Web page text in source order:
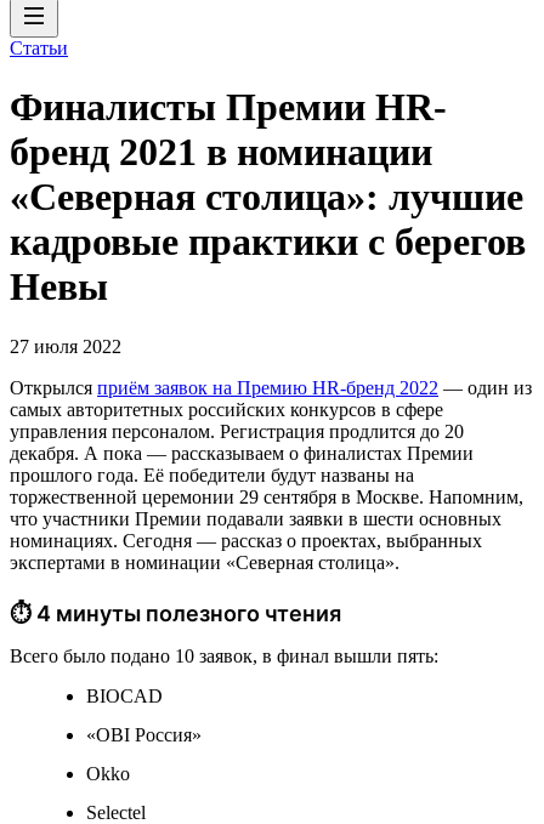
Статьи
Финалисты Премии HR-
бренд 2021 в номинации
«Северная столица»: лучшие
кадровые практики с берегов
Невы
27 июля 2022
Открылся приём заявок на Премию HR-бренд 2022 — один из
самых авторитетных российских конкурсов в сфере
управления персоналом. Регистрация продлится до 20
декабря. А пока — рассказываем о финалистах Премии
прошлого года. Её победители будут названы на
торжественной церемонии 29 сентября в Москве. Напомним,
что участники Премии подавали заявки в шести основных
номинациях. Сегодня — рассказ о проектах, выбранных
экспертами в номинации «Северная столица».
⏱ 4 минуты полезного чтения
Всего было подано 10 заявок, в финал вышли пять:
BIOCAD
«OBI Россия»
Okko
Selectel